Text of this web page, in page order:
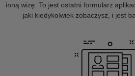
inną wizę. To jest ostatni formularz
jaki kiedykolwiek zobaczysz, i jest